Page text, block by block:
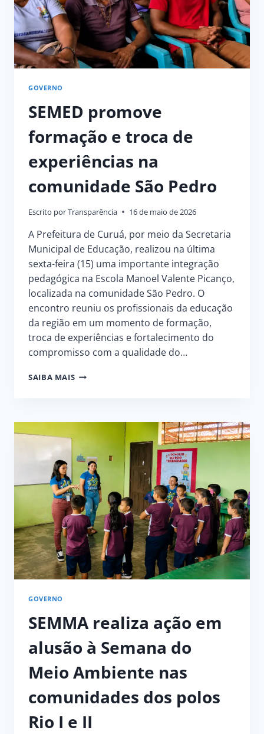
GOVERNO
SEMED promove
formação e troca de
experiências na
comunidade São Pedro
Escrito porTransparência 16 de maio de 2026
A Prefeitura de Curuá, por meio da Secretaria
Municipal de Educação, realizou na última
sexta-feira (15) uma importante integração
pedagógica na Escola Manoel Valente Picanço,
localizada na comunidade São Pedro. O
encontro reuniu os profissionais da educação
da região em um momento de formação,
troca de experiências e fortalecimento do
compromisso com a qualidade do…
SAIBA MAISSEMED
TROCA
DE
EXPERIÊNCIAS
NA
COMUNIDADE
SÃO
PEDRO
GOVERNO
SEMMA realiza ação em
alusão à Semana do
Meio Ambiente nas
comunidades dos polos
Rio I e II